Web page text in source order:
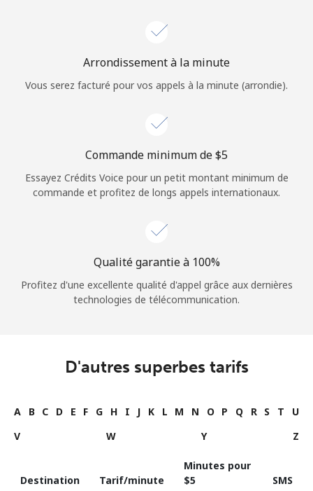
Arrondissement à la minute
Vous serez facturé pour vos appels à la minute (arrondie).
Commande minimum de ⁦$5⁩
Essayez Crédits Voice pour un petit montant minimum de
commande et profitez de longs appels internationaux.
Qualité garantie à 100%
Profitez d'une excellente qualité d'appel grâce aux dernières
technologies de télécommunication.
D'autres superbes tarifs
A B C D E F G H I J K L M N O P Q R S T
U
V
W Y Z
Destination Tarif/minute
Minutes pour
⁦$5⁩
SMS